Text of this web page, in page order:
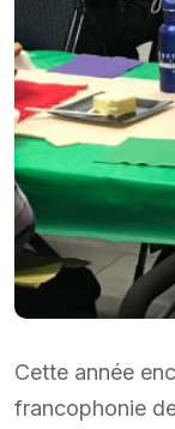
Cette année
francophonie